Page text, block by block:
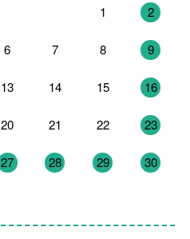
1 2
6 7 8 9
13 14 15 16
20 21 22 23
27 28 29 30